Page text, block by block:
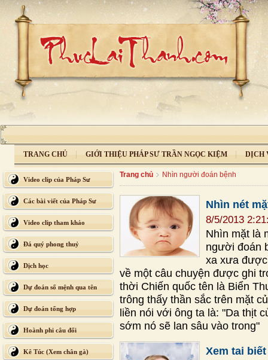
TRANG CHỦ GIỚI THIỆU PHÁP SƯ TRẦN NGỌC KIỆM DỊCH
Video clip của Pháp Sư
Các bài viết của Pháp Sư
Video clip tham khảo
Đá quý phong thuỷ
Dịch học
Dự đoán số mệnh qua tên
Dự đoán tổng hợp
Hoành phi câu đối
Kê Túc (Xem chân gà)
Trang chủ Nhìn người đoán bệnh
Nhìn nét
8/5/2013
Nhìn mặt là
người đoán
xa xưa
về một câu chuyện được ghi
thời Chiến quốc tên là Biển
trông thấy thần sắc trên mặt
liền nói với ông ta là: "Da thịt
sớm nó sẽ lan sâu vào trong"
Xem tai